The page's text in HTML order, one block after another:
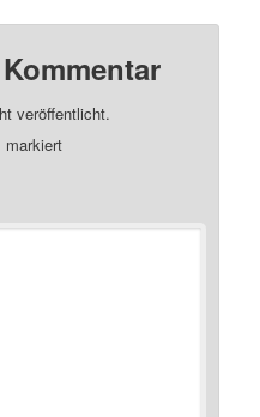
veröffentlicht.
markiert